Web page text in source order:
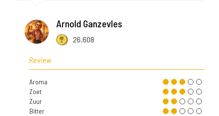
Arnold Ganzevles
26.608
Review
Aroma
Zoet
Zuur
Bitter